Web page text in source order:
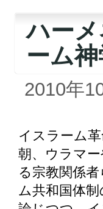
ハー
ーム
2010年
イスラーム
朝、ウラマ
る宗教関係
ム共和国体